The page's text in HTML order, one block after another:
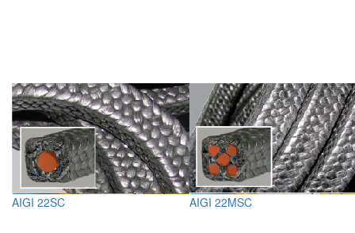
AIGI 22SC AIGI 22MSC